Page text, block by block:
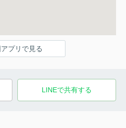
プリで見る
LINEで共有する